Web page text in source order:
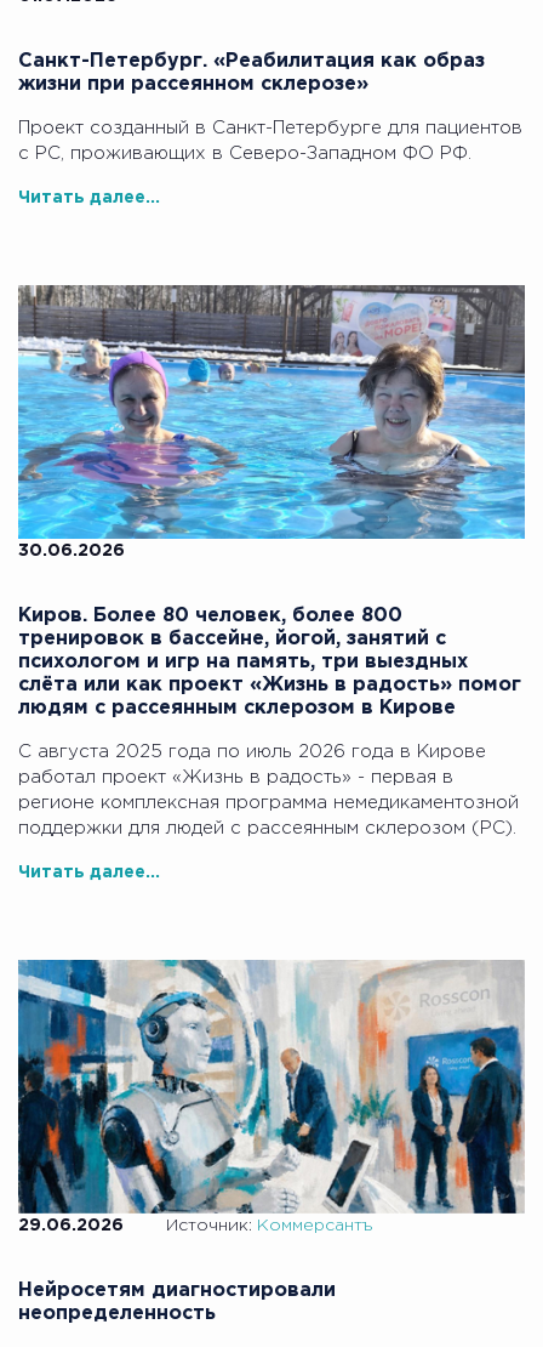
Санкт-Петербург. «Реабилитация как образ
жизни при рассеянном склерозе»
Проект созданный в Санкт-Петербурге для пациентов
с РС, проживающих в Северо-Западном ФО РФ.
Читать далее...
30.06.2026
Киров. Более 80 человек, более 800
тренировок в бассейне, йогой, занятий с
психологом и игр на память, три выездных
слёта или как проект «Жизнь в радость» помог
людям с рассеянным склерозом в Кирове
С августа 2025 года по июль 2026 года в Кирове
работал проект «Жизнь в радость» - первая в
регионе комплексная программа немедикаментозной
поддержки для людей с рассеянным склерозом (РС).
Читать далее...
29.06.2026 Источник: Коммерсантъ
Нейросетям диагностировали
неопределенность